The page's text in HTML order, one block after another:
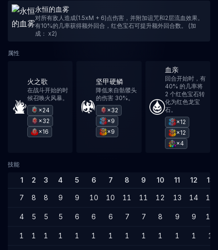
永恒的血雾
对所有敌人造成(1.5xM + 6)点伤害，并附加诅咒和2层流血效果。
有10%的几率获得额外回合，红色宝石可提升额外回合数。 (加
成： x2)
属性
火之歌
在战斗开始的时
候召唤火风暴。
×24
×32
×16
坚甲硬鳞
降低来自骷髅头
的伤害 30%。
×32
×9
×9
血亲
回合开始时，有
40% 的几率将
2 个红色宝石转
化为红色龙宝
石。
×12
×12
×4
技能
1 2 3 4 5 6 7 8 9 10 11 12 13
7 8 8 9 9 10 10 11 11 12 13 14 14
4 5 5 5 6 6 6 7 7 8 9 9 10
1 1 1 1 1 1 1 1 1 1 1 1 1